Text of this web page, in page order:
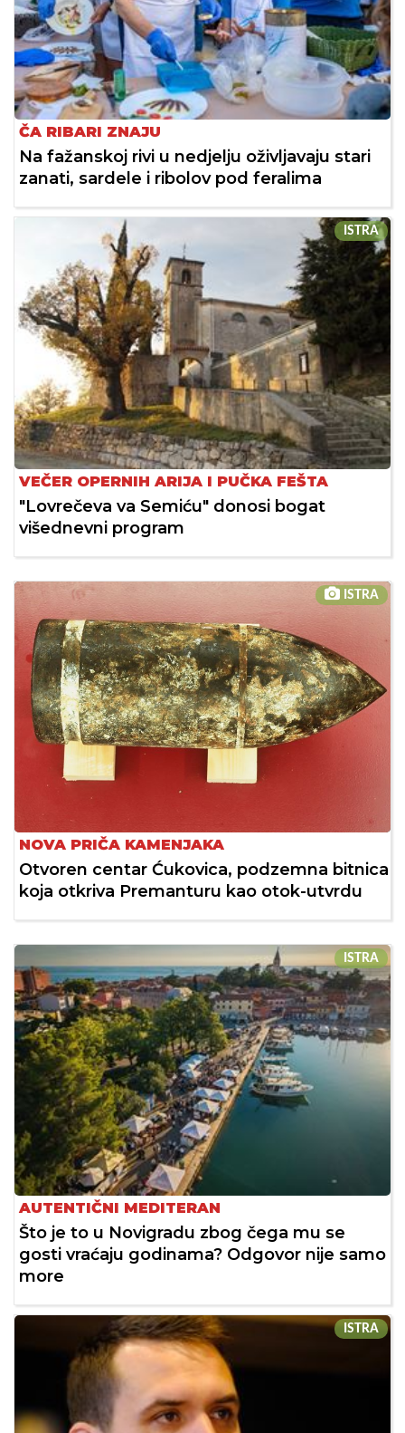
ČA RIBARI ZNAJU
Na fažanskoj rivi u nedjelju oživljavaju stari
zanati, sardele i ribolov pod feralima
ISTRA
VEČER OPERNIH ARIJA I PUČKA FEŠTA
"Lovrečeva va Semiću" donosi bogat
višednevni program
ISTRA
NOVA PRIČA KAMENJAKA
Otvoren centar Ćukovica, podzemna bitnica
koja otkriva Premanturu kao otok-utvrdu
ISTRA
AUTENTIČNI MEDITERAN
Što je to u Novigradu zbog čega mu se
gosti vraćaju godinama? Odgovor nije samo
more
ISTRA